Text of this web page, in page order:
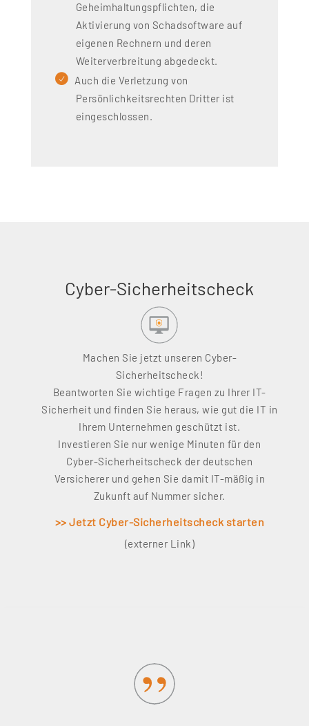
Wir beraten Sie hierzu mit unserer Expertise
kompetent und umfassend!
Geheimhaltungspflichten, die
Aktivierung von Schadsoftware auf
eigenen Rechnern und deren
Weiterverbreitung abgedeckt.
Auch die Verletzung von
Persönlichkeitsrechten Dritter ist
eingeschlossen.
Cyber-Sicherheitscheck
Machen Sie jetzt unseren Cyber-
Sicherheitscheck!
Beantworten Sie wichtige Fragen zu Ihrer IT-
Sicherheit und finden Sie heraus, wie gut die IT in
Ihrem Unternehmen geschützt ist.
Investieren Sie nur wenige Minuten für den
Cyber-Sicherheitscheck der deutschen
Versicherer und gehen Sie damit IT-mäßig in
Zukunft auf Nummer sicher.
>> Jetzt Cyber-Sicherheitscheck starten
(externer Link)